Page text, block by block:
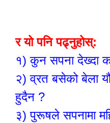
र यो पनि पढ्नुहोस्:
१)कुन सपना देख्दा
२)व्रत बसेको बेला
हुदैन ?
३)पुरूषले सपनामा